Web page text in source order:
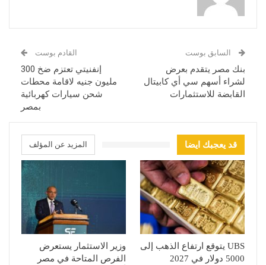
السابق بوست
بنك مصر يتقدم بعرض
لشراء أسهم سي أي كابيتال
القابضة للاستثمارات
القادم بوست
إنفنيتي تعتزم ضخ 300
مليون جنيه لاقامة محطات
شحن سيارات كهربائية
بمصر
قد يعجبك ايضا المزيد عن المؤلف
UBS يتوقع ارتفاع الذهب إلى
5000 دولار في 2027
وزير الاستثمار يستعرض
الفرص المتاحة في مصر